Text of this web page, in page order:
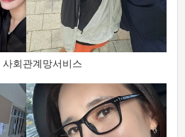
회관계망서비스